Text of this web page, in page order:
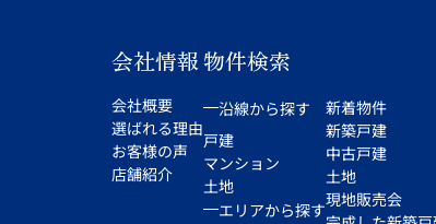
会社情報
会社概要
選ばれる理由
お客様の声
店舗紹介
物件検索
沿線から探す
戸建
マンション
土地
エリアから探す
新着物件
新築戸建
中古戸建
土地
現地販売会